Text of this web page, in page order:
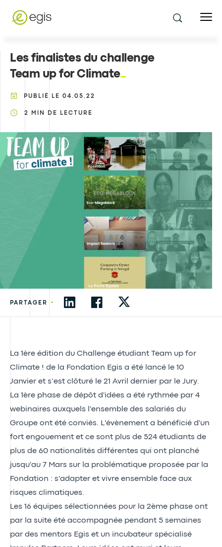
Les finalistes du challenge
Team up for Climate
PUBLIÉ LE 04.05.22
2 MIN DE LECTURE
PARTAGER •
La 1ère édition du Challenge étudiant Team up for
Climate ! de la Fondation Egis a été lancé le 10
Janvier et s’est clôturé le 21 Avril dernier par le Jury.
La 1ère phase de dépôt d'idées a été rythmée par 4
webinaires auxquels l'ensemble des salariés du
Groupe ont été conviés. L'évènement a bénéficié d'un
fort engouement et ce sont plus de 524 étudiants de
plus de 60 nationalités différentes qui ont planché
jusqu'au 7 Mars sur la problématique proposée par la
Fondation : s'adapter et vivre ensemble face aux
risques climatiques.
Les 16 équipes sélectionnées pour la 2ème phase ont
par la suite été accompagnée pendant 5 semaines
par des mentors Egis et un incubateur spécialisé